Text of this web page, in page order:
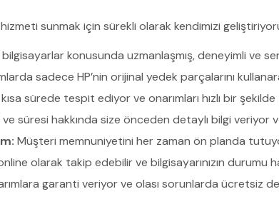
sunmak için sürekli olarak kendimizi
bilgisayarlar konusunda uzmanlaşmış, deneyimli ve
sadece HP’nin orijinal yedek parçalarını
kısa sürede tespit ediyor ve onarımları hızlı bir
ve süresi hakkında size önceden detaylı bilgi veriyor
Müşteri memnuniyetini her zaman ön planda
olarak takip edebilir ve bilgisayarınızın durumu
garanti veriyor ve olası sorunlarda ücretsiz